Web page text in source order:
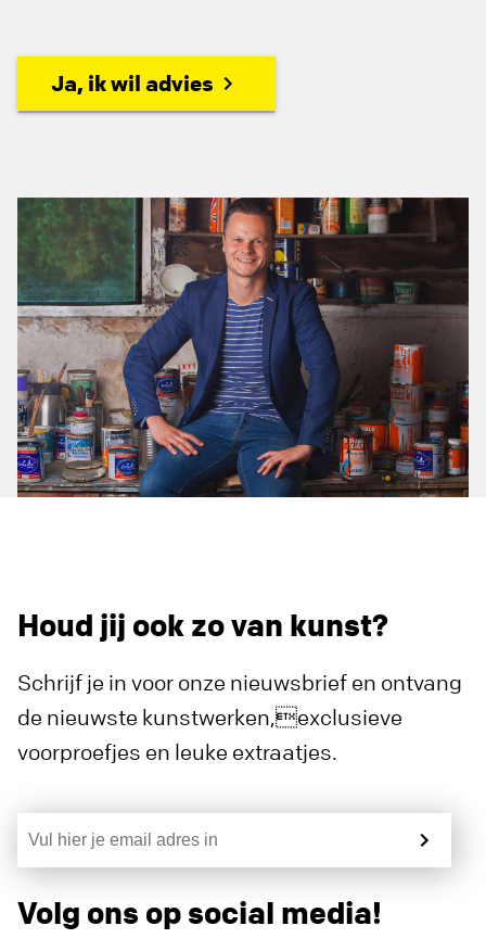
Ja, ik wil advies
Houd jij ook zo van kunst?
Schrijf je in voor onze nieuwsbrief en ontvang
de nieuwste kunstwerken,exclusieve
voorproefjes en leuke extraatjes.
Volg ons op social media!